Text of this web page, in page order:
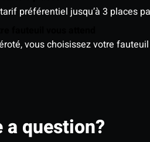
préférentiel jusqu’à 3 places
vous choisissez votre
a question?